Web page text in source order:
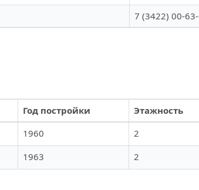
7 (3422) 00-
Год постройки Этажность
1960 2
1963 2